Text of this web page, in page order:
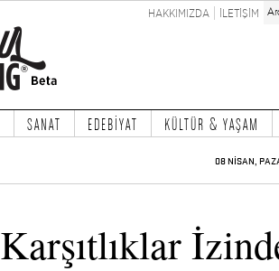
HAKKIMIZDA İLETİŞİM
SANAT EDEBİYAT KÜLTÜR & YAŞAM
08 NİSAN,
Karşıtlıklar